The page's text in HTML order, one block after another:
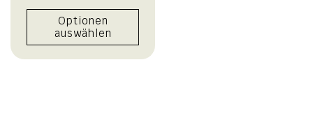
Preis
Optionen
auswählen